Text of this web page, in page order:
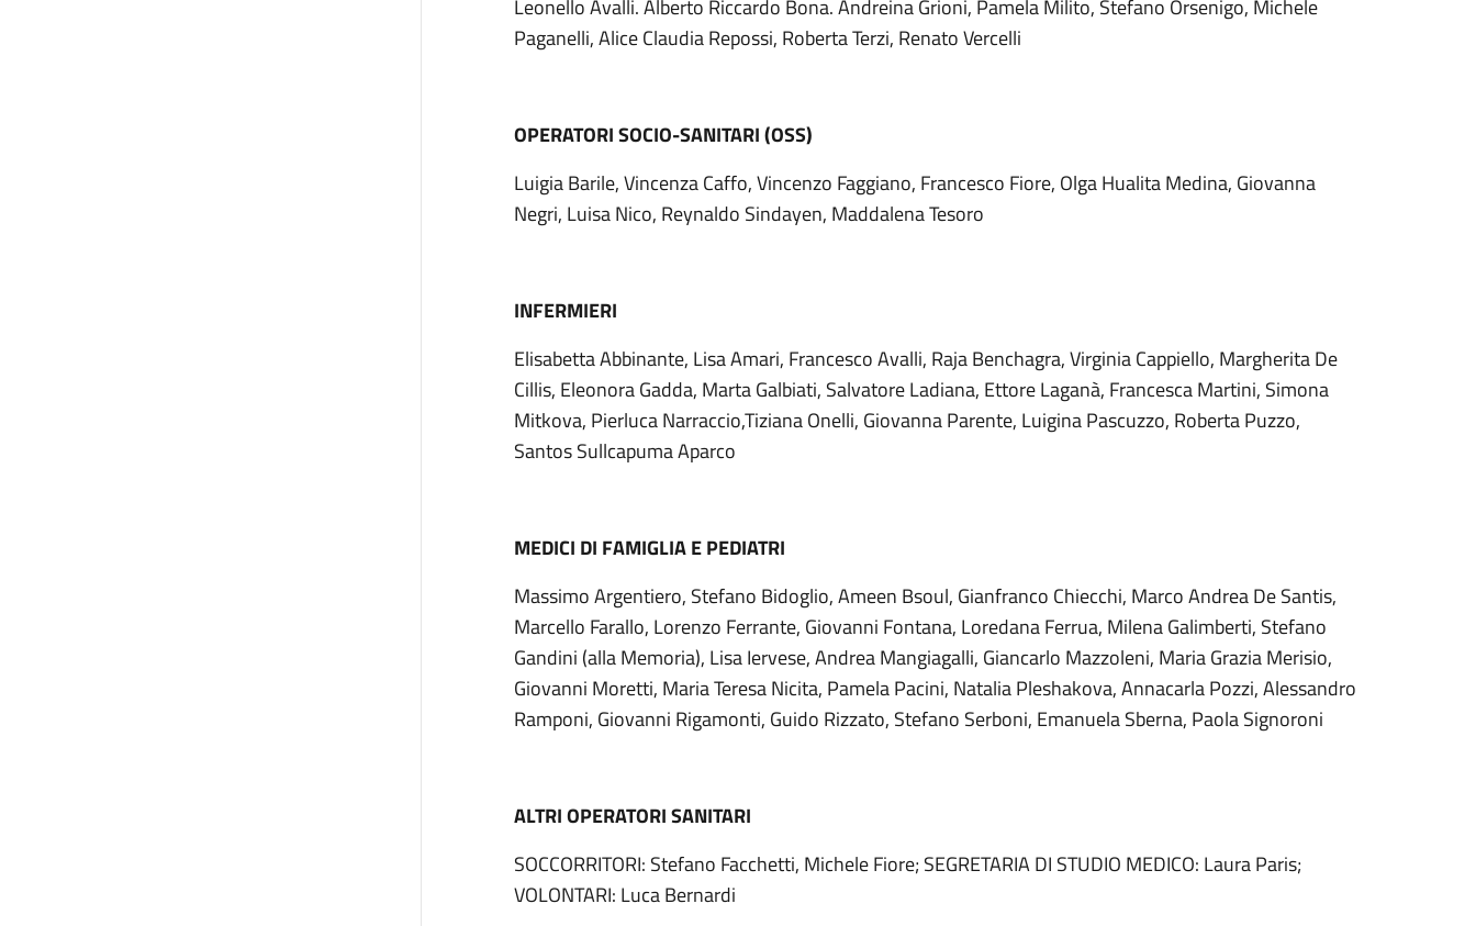
Leonello Avalli. Alberto Riccardo Bona. Andreina Grioni, Pamela Milito, Stefano Orsenigo, Michele
Paganelli, Alice Claudia Repossi, Roberta Terzi, Renato Vercelli
OPERATORI SOCIO-SANITARI (OSS)
Luigia Barile, Vincenza Caffo, Vincenzo Faggiano, Francesco Fiore, Olga Hualita Medina, Giovanna
Negri, Luisa Nico, Reynaldo Sindayen, Maddalena Tesoro
INFERMIERI
Elisabetta Abbinante, Lisa Amari, Francesco Avalli, Raja Benchagra, Virginia Cappiello, Margherita De
Cillis, Eleonora Gadda, Marta Galbiati, Salvatore Ladiana, Ettore Laganà, Francesca Martini, Simona
Mitkova, Pierluca Narraccio,Tiziana Onelli, Giovanna Parente, Luigina Pascuzzo, Roberta Puzzo,
Santos Sullcapuma Aparco
MEDICI DI FAMIGLIA E PEDIATRI
Massimo Argentiero, Stefano Bidoglio, Ameen Bsoul, Gianfranco Chiecchi, Marco Andrea De Santis,
Marcello Farallo, Lorenzo Ferrante, Giovanni Fontana, Loredana Ferrua, Milena Galimberti, Stefano
Gandini (alla Memoria), Lisa Iervese, Andrea Mangiagalli, Giancarlo Mazzoleni, Maria Grazia Merisio,
Giovanni Moretti, Maria Teresa Nicita, Pamela Pacini, Natalia Pleshakova, Annacarla Pozzi, Alessandro
Ramponi, Giovanni Rigamonti, Guido Rizzato, Stefano Serboni, Emanuela Sberna, Paola Signoroni
ALTRI OPERATORI SANITARI
SOCCORRITORI: Stefano Facchetti, Michele Fiore; SEGRETARIA DI STUDIO MEDICO: Laura Paris;
VOLONTARI: Luca Bernardi